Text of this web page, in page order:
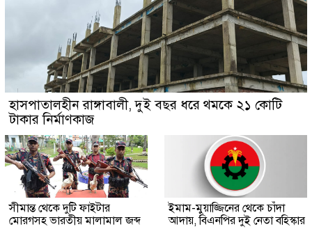
হাসপাতালহীন রাঙ্গাবালী, দুই বছর ধরে থমকে ২১ কোটি
টাকার নির্মাণকাজ
সীমান্ত থেকে দুটি ফাইটার
মোরগসহ ভারতীয় মালামাল জব্দ
ইমাম-মুয়াজ্জিনের থেকে চাঁদা
আদায়, বিএনপির দুই নেতা বহিস্কার